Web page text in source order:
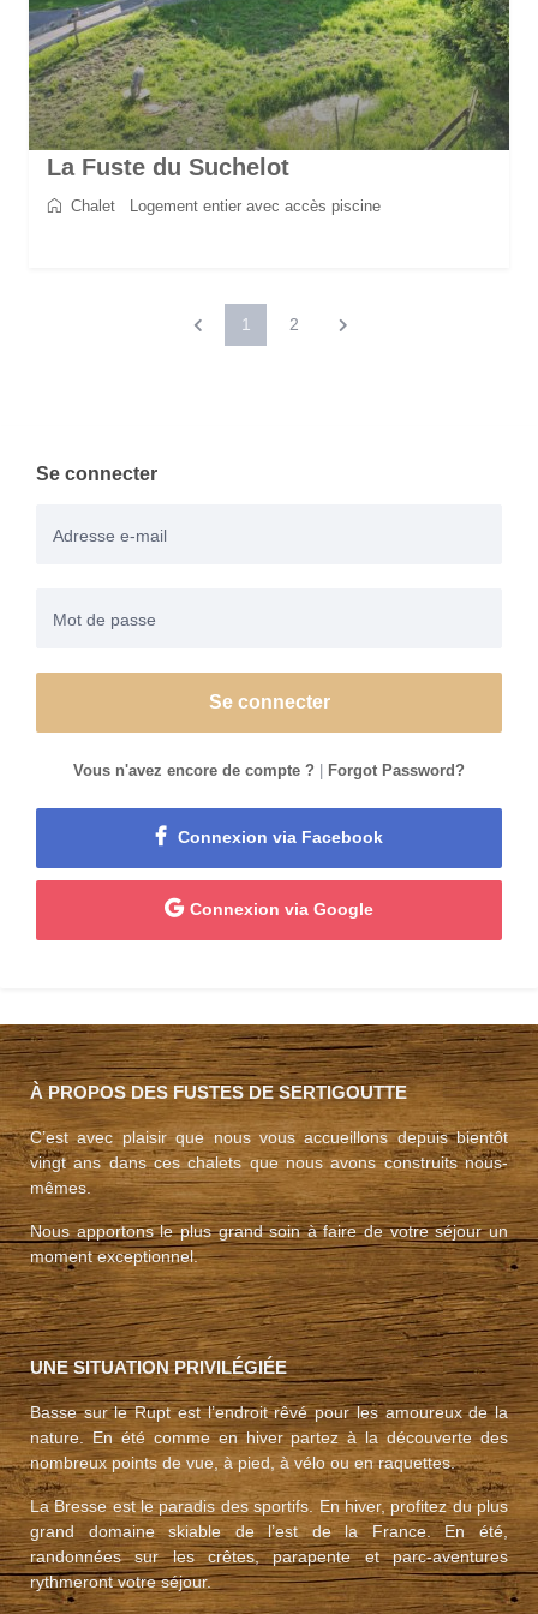
La Fuste du Suchelot
Chalet
Logement entier avec accès piscine
1 2
Se connecter
Se connecter
Vous n'avez encore de compte ? Forgot Password?
Connexion via Facebook
Connexion via Google
À PROPOS DES FUSTES DE SERTIGOUTTE
C’est avec plaisir que nous vous accueillons depuis bientôt
vingt ans dans ces chalets que nous avons construits nous-
mêmes.
Nous apportons le plus grand soin à faire de votre séjour un
moment exceptionnel.
UNE SITUATION PRIVILÉGIÉE
Basse sur le Rupt est l’endroit rêvé pour les amoureux de la
nature. En été comme en hiver partez à la découverte des
nombreux points de vue, à pied, à vélo ou en raquettes.
La Bresse est le paradis des sportifs. En hiver, profitez du plus
grand domaine skiable de l’est de la France. En été,
randonnées sur les crêtes, parapente et parc-aventures
rythmeront votre séjour.